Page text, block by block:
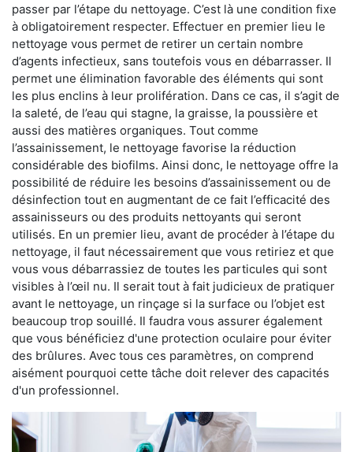
passer par l’étape du nettoyage. C’est là une condition fixe
à obligatoirement respecter. Effectuer en premier lieu le
nettoyage vous permet de retirer un certain nombre
d’agents infectieux, sans toutefois vous en débarrasser. Il
permet une élimination favorable des éléments qui sont
les plus enclins à leur prolifération. Dans ce cas, il s’agit de
la saleté, de l’eau qui stagne, la graisse, la poussière et
aussi des matières organiques. Tout comme
l’assainissement, le nettoyage favorise la réduction
considérable des biofilms. Ainsi donc, le nettoyage offre la
possibilité de réduire les besoins d’assainissement ou de
désinfection tout en augmentant de ce fait l’efficacité des
assainisseurs ou des produits nettoyants qui seront
utilisés. En un premier lieu, avant de procéder à l’étape du
nettoyage, il faut nécessairement que vous retiriez et que
vous vous débarrassiez de toutes les particules qui sont
visibles à l’œil nu. Il serait tout à fait judicieux de pratiquer
avant le nettoyage, un rinçage si la surface ou l’objet est
beaucoup trop souillé. Il faudra vous assurer également
que vous bénéficiez d'une protection oculaire pour éviter
des brûlures. Avec tous ces paramètres, on comprend
aisément pourquoi cette tâche doit relever des capacités
d'un professionnel.